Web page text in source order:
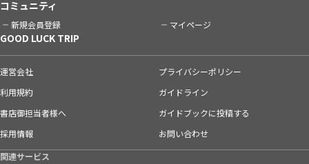
コミュニティ
新規会員登録 マイページ
GOOD LUCK TRIP
運営会社
プライバシーポリシー
利用規約
ガイドライン
書店御担当者様へ
ガイドブックに投稿する
採用情報
お問い合わせ
関連サービス